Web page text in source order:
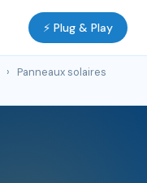
⚡ Plug & Play
›
Panneaux solaires